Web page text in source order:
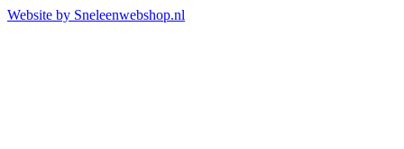
Website by Sneleenwebshop.nl